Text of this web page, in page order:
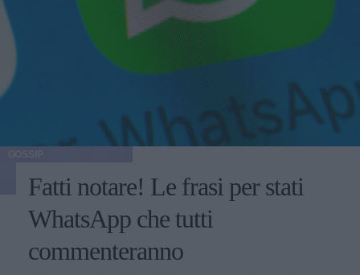
Fatti notare! Le frasi per stati
WhatsApp che tutti
commenteranno